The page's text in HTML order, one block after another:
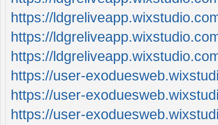
https://
https://
https://
https://user-
https://user-
https://user-